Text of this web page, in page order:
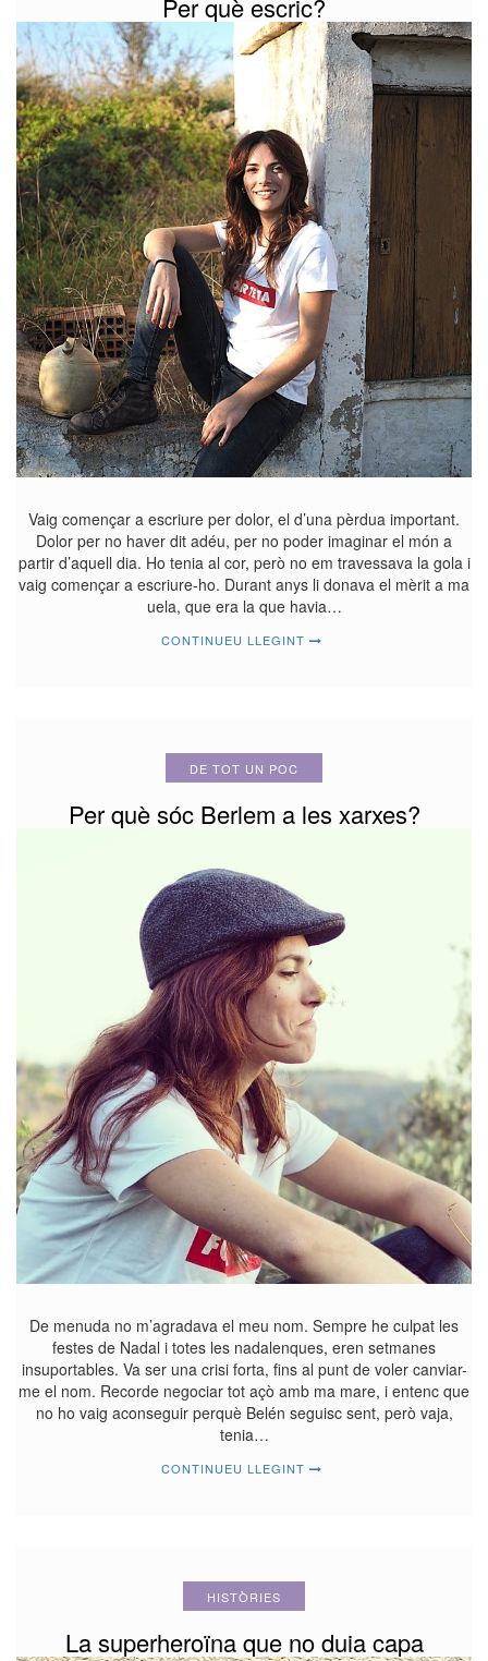
Per què escric?
Vaig començar a escriure per dolor, el d’una pèrdua important.
Dolor per no haver dit adéu, per no poder imaginar el món a
partir d’aquell dia. Ho tenia al cor, però no em travessava la gola i
vaig començar a escriure-ho. Durant anys li donava el mèrit a ma
uela, que era la que havia…
CONTINUEU LLEGINT
DE TOT UN POC
Per què sóc Berlem a les xarxes?
De menuda no m’agradava el meu nom. Sempre he culpat les
festes de Nadal i totes les nadalenques, eren setmanes
insuportables. Va ser una crisi forta, fins al punt de voler canviar-
me el nom. Recorde negociar tot açò amb ma mare, i entenc que
no ho vaig aconseguir perquè Belén seguisc sent, però vaja,
tenia…
CONTINUEU LLEGINT
HISTÒRIES
La superheroïna que no duia capa